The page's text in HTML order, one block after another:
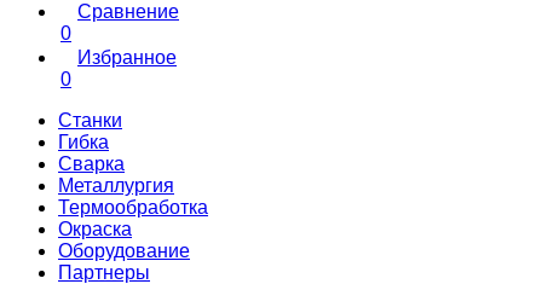
Сравнение
0
Избранное
0
Станки
Гибка
Сварка
Металлургия
Термообработка
Окраска
Оборудование
Партнеры